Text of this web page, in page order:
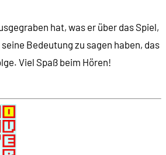
hat, was er über das Spiel,
Bedeutung zu sagen haben, das
Viel Spaß beim Hören!